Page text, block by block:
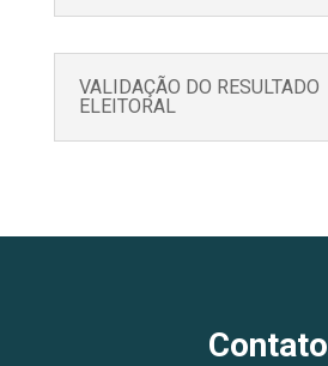
VALIDAÇÃO DO RESULTADO
ELEITORAL
Contato